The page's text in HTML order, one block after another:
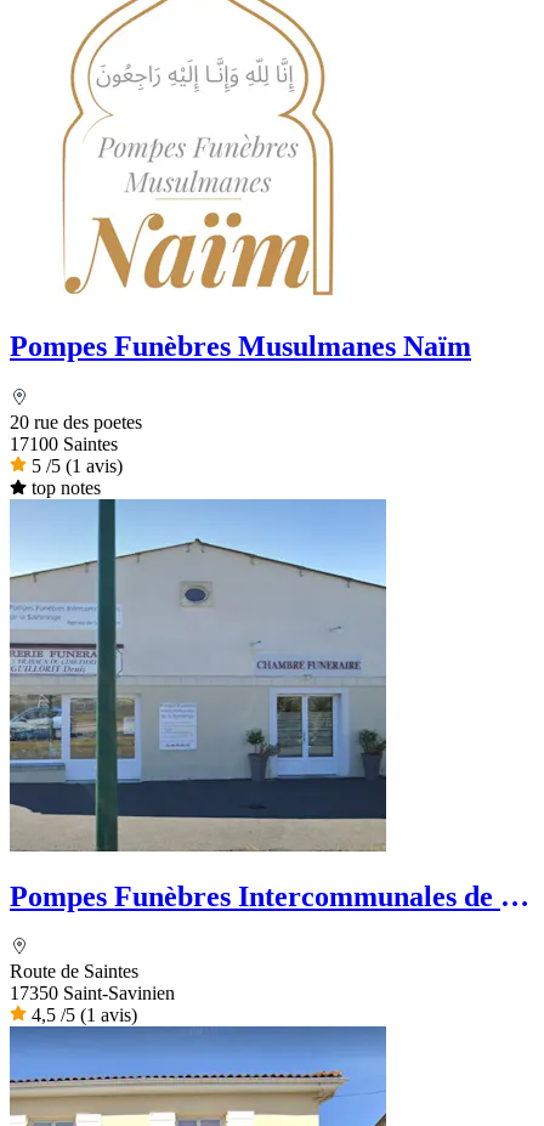
Pompes Funèbres Musulmanes Naïm
20 rue des poetes
17100 Saintes
5 /5 (1 avis)
top notes
Pompes Funèbres Intercommunales de la
Route de Saintes
17350 Saint-Savinien
4,5 /5 (1 avis)